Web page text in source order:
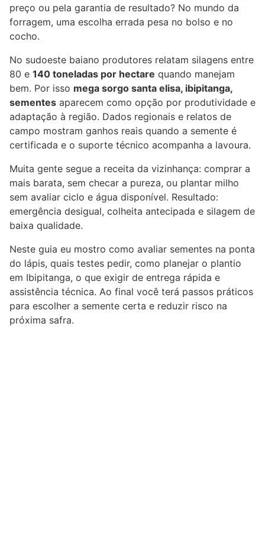
preço ou pela garantia de resultado? No mundo da
forragem, uma escolha errada pesa no bolso e no
cocho.
No sudoeste baiano produtores relatam silagens entre
80 e 140 toneladas por hectare quando manejam
bem. Por isso mega sorgo santa elisa, ibipitanga,
sementes aparecem como opção por produtividade e
adaptação à região. Dados regionais e relatos de
campo mostram ganhos reais quando a semente é
certificada e o suporte técnico acompanha a lavoura.
Muita gente segue a receita da vizinhança: comprar a
mais barata, sem checar a pureza, ou plantar milho
sem avaliar ciclo e água disponível. Resultado:
emergência desigual, colheita antecipada e silagem de
baixa qualidade.
Neste guia eu mostro como avaliar sementes na ponta
do lápis, quais testes pedir, como planejar o plantio
em Ibipitanga, o que exigir de entrega rápida e
assistência técnica. Ao final você terá passos práticos
para escolher a semente certa e reduzir risco na
próxima safra.